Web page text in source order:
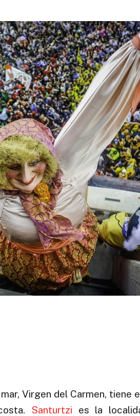
Virgen del Carmen, tiene
Santurtzi es la